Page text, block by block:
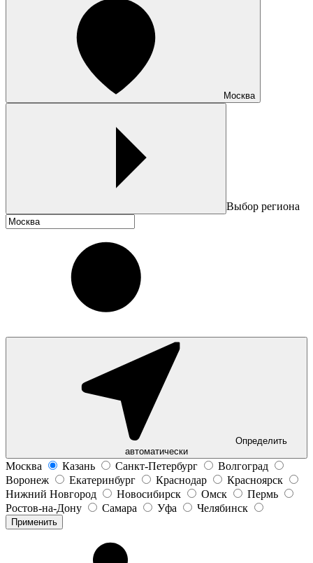
Москва
Выбор региона
Определить
автоматически
Москва Казань Санкт-Петербург
Волгоград
Воронеж
Екатеринбург Краснодар
Красноярск
Нижний Новгород
Новосибирск Омск
Пермь
Ростов-на-Дону
Самара Уфа Челябинск
Применить